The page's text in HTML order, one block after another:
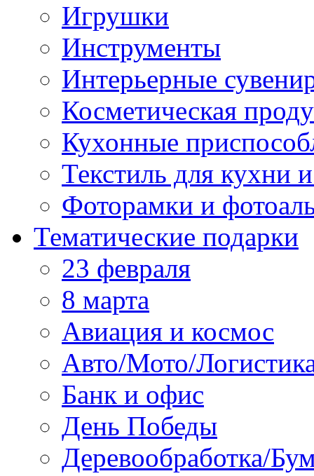
Игрушки
Инструменты
Интерьерные
Косметическая
Кухонные
Текстиль для кухни
Фоторамки и
Тематические подарки
23 февраля
8 марта
Авиация и космос
Авто/Мото/
Банк и офис
День Победы
Деревообработка/